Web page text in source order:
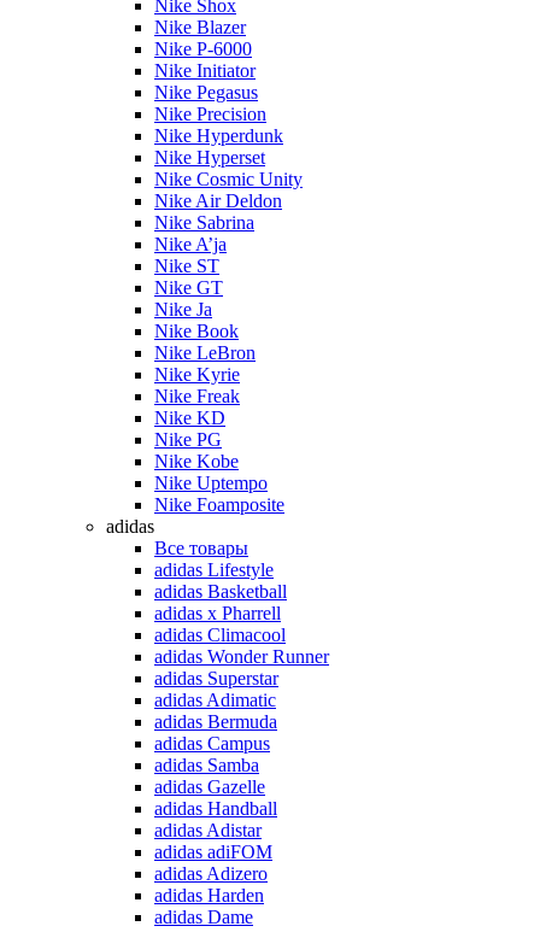
Nike Shox
Nike Blazer
Nike P-6000
Nike Initiator
Nike Pegasus
Nike Precision
Nike Hyperdunk
Nike Hyperset
Nike Cosmic Unity
Nike Air Deldon
Nike Sabrina
Nike A’ja
Nike ST
Nike GT
Nike Ja
Nike Book
Nike LeBron
Nike Kyrie
Nike Freak
Nike KD
Nike PG
Nike Kobe
Nike Uptempo
Nike Foamposite
adidas
Все товары
adidas Lifestyle
adidas Basketball
adidas x Pharrell
adidas Climacool
adidas Wonder Runner
adidas Superstar
adidas Adimatic
adidas Bermuda
adidas Campus
adidas Samba
adidas Gazelle
adidas Handball
adidas Adistar
adidas adiFOM
adidas Adizero
adidas Harden
adidas Dame